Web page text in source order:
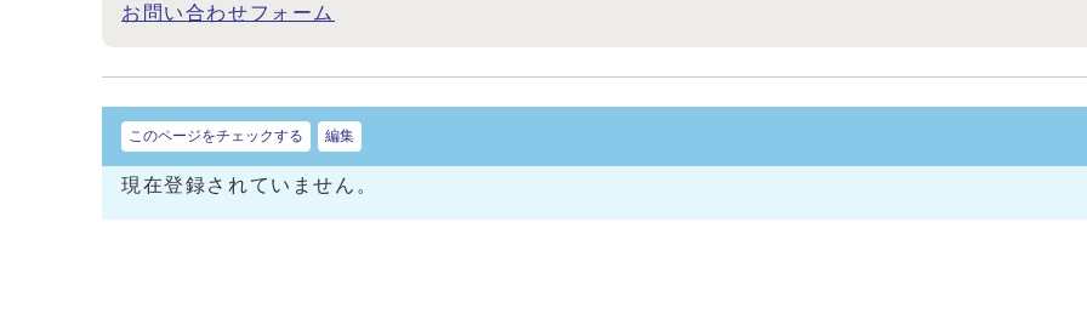
お問い合わせフォーム
このページをチェックする 編集
現在登録されていません。